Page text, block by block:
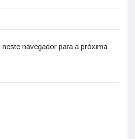
navegador para a próxima